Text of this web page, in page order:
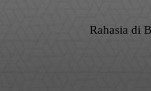
Rahasia di